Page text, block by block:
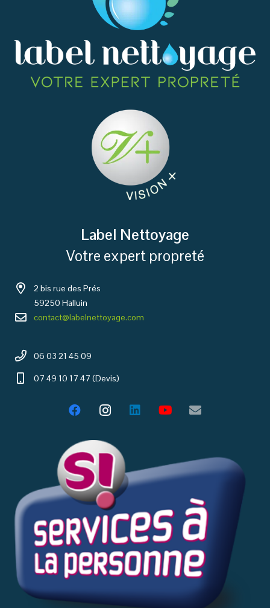
Label Nettoyage
Votre expert propreté
2 bis rue des Prés
59250 Halluin
contact@labelnettoyage.com
06 03 21 45 09
07 49 10 17 47 (Devis)